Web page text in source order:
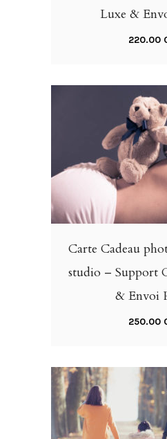
Luxe &
220.00
Carte Cadeau
studio – Support
& Envoi
250.00